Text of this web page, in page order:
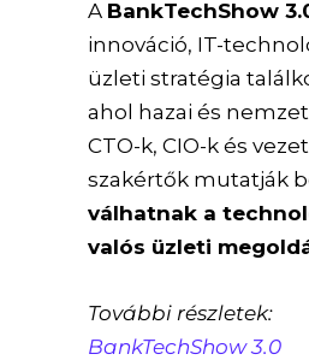
A BankTechShow
innováció, IT-
üzleti stratégia
ahol hazai és
CTO-k, CIO-k és
szakértők mutatják
válhatnak a
valós üzleti
További részletek:
BankTechShow 3.0